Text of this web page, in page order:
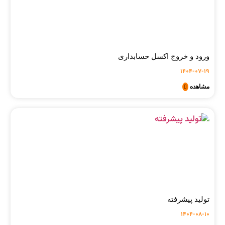
ورود و خروج اکسل حسابداری
1404-07-19
مشاهده
تولید پیشرفته
1404-08-10